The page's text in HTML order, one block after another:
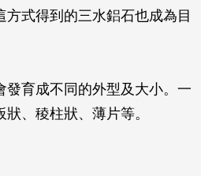
式得到的三水鋁石也成為目
育成不同的外型及大小。一
、稜柱狀、薄片等。